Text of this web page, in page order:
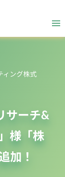
ィング株式
サーチ&
様「株
加！